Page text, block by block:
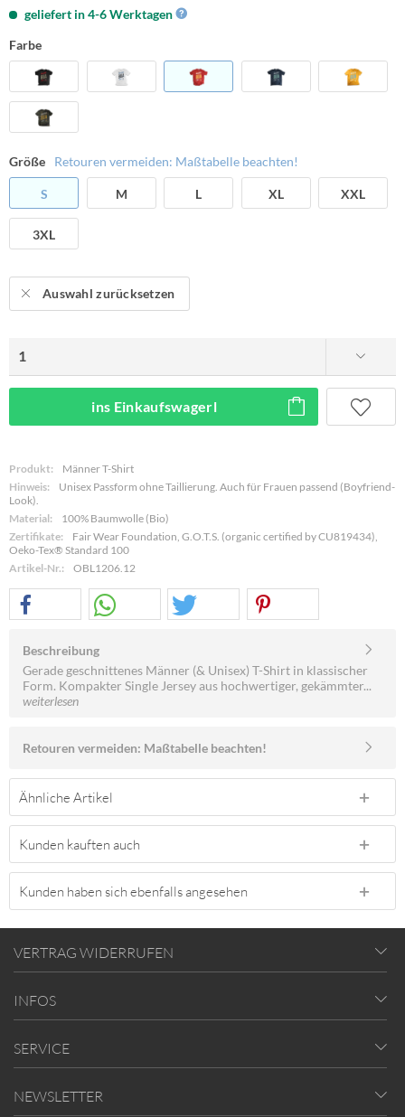
geliefert in 4-6 Werktagen
Farbe
Größe Retouren vermeiden: Maßtabelle beachten!
S M L XL XXL
3XL
Auswahl zurücksetzen
ins Einkaufswagerl
Produkt:
Männer T-Shirt
Hinweis:
Unisex Passform ohne Taillierung. Auch für Frauen passend (Boyfriend-
Look).
Material:
100% Baumwolle (Bio)
Zertifikate:
Fair Wear Foundation, G.O.T.S. (organic certified by CU819434),
Oeko-Tex® Standard 100
Artikel-Nr.:
OBL1206.12
Beschreibung
Gerade geschnittenes Männer (& Unisex) T-Shirt in klassischer
Form. Kompakter Single Jersey aus hochwertiger, gekämmter...
weiterlesen
Retouren vermeiden: Maßtabelle beachten!
Ähnliche Artikel
Kunden kauften auch
Kunden haben sich ebenfalls angesehen
VERTRAG WIDERRUFEN
INFOS
SERVICE
NEWSLETTER